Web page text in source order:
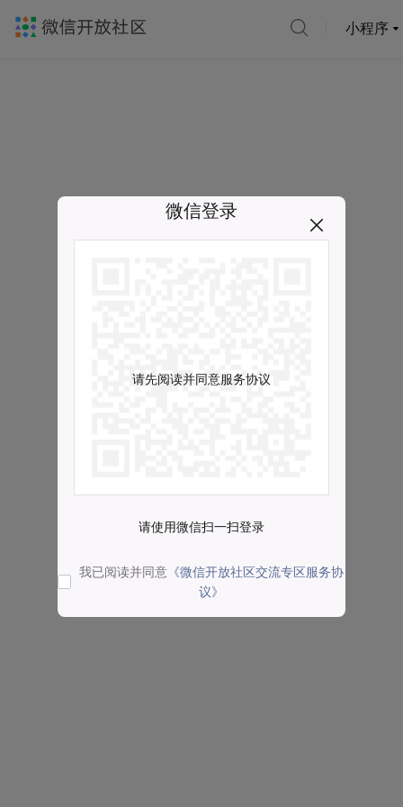
小程序
微信登录
请先阅读并同意服务协议
请使用微信扫一扫登录
我已阅读并同意 《微信开放社区交流专区服务协
议》